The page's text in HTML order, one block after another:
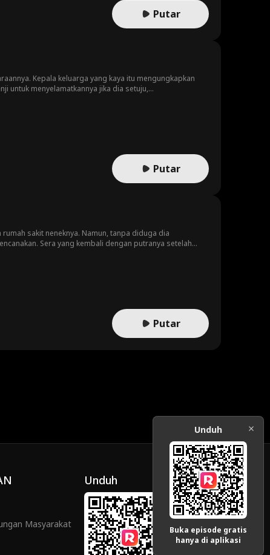
Putar
Kepala keluarga yang kaya itu mengungkapkan
untuk menyelamatkannya jika dia setuju,
Putar
sakit neneknya. Namun, tanpa diduga dia
Sera yang kembali dengan putranya setelah
Putar
Masyarakat
Unduh
Unduh
Buka episode gratis
hanya di aplikasi